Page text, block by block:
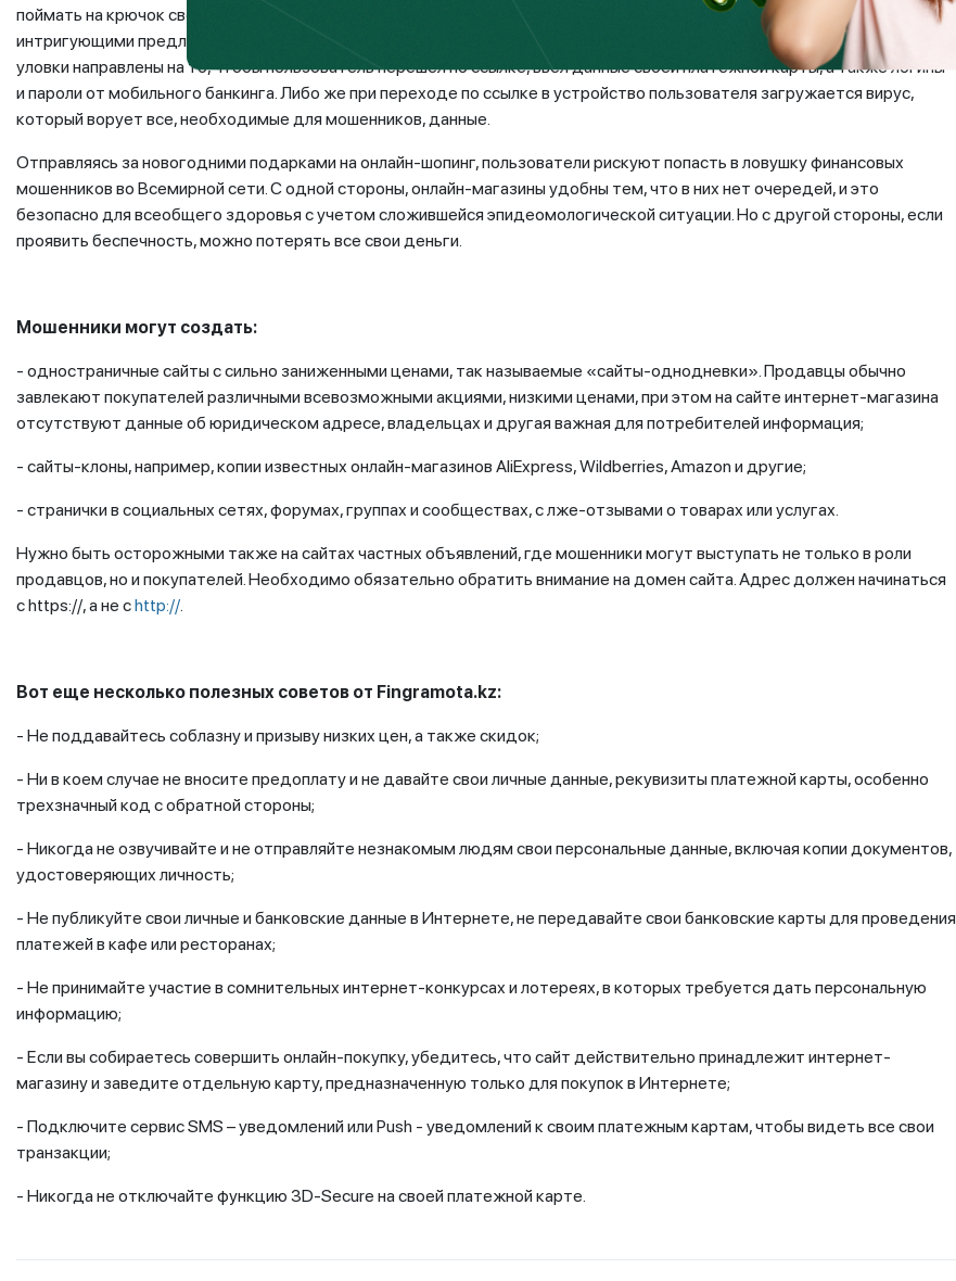
поймать на крючок свою жертву, рассылая электронные письма, к примеру, от банков и иных финансовых организаций, с
интригующими предложениями или высылают SMS-сообщения со ссылками, которые ведут на сайт-двойник. Все их
уловки направлены на то, чтобы пользователь перешел по ссылке, ввел данные своей платежной карты, а также логины
и пароли от мобильного банкинга. Либо же при переходе по ссылке в устройство пользователя загружается вирус,
который ворует все, необходимые для мошенников, данные.
Отправляясь за новогодними подарками на онлайн-шопинг, пользователи рискуют попасть в ловушку финансовых
мошенников во Всемирной сети. С одной стороны, онлайн-магазины удобны тем, что в них нет очередей, и это
безопасно для всеобщего здоровья с учетом сложившейся эпидеомологической ситуации. Но с другой стороны, если
проявить беспечность, можно потерять все свои деньги.
Мошенники могут создать:
- одностраничные сайты с сильно заниженными ценами, так называемые «сайты-однодневки». Продавцы обычно
завлекают покупателей различными всевозможными акциями, низкими ценами, при этом на сайте интернет-магазина
отсутствуют данные об юридическом адресе, владельцах и другая важная для потребителей информация;
- сайты-клоны, например, копии известных онлайн-магазинов AliExpress, Wildberries, Amazon и другие;
- странички в социальных сетях, форумах, группах и сообществах, с лже-отзывами о товарах или услугах.
Нужно быть осторожными также на сайтах частных объявлений, где мошенники могут выступать не только в роли
продавцов, но и покупателей. Необходимо обязательно обратить внимание на домен сайта. Адрес должен начинаться
с https://, а не сhttp://
Вот еще несколько полезных советов от Fingramota.kz:
- Не поддавайтесь соблазну и призыву низких цен, а также скидок;
- Ни в коем случае не вносите предоплату и не давайте свои личные данные, рекувизиты платежной карты, особенно
трехзначный код с обратной стороны;
- Никогда не озвучивайте и не отправляйте незнакомым людям свои персональные данные, включая копии документов,
удостоверяющих личность;
- Не публикуйте свои личные и банковские данные в Интернете, не передавайте свои банковские карты для проведения
платежей в кафе или ресторанах;
- Не принимайте участие в сомнительных интернет-конкурсах и лотереях, в которых требуется дать персональную
информацию;
- Если вы собираетесь совершить онлайн-покупку, убедитесь, что сайт действительно принадлежит интернет-
магазину и заведите отдельную карту, предназначенную только для покупок в Интернете;
- Подключите сервис SMS – уведомлений или Push - уведомлений к своим платежным картам, чтобы видеть все свои
транзакции;
- Никогда не отключайте функцию 3D-Secure на своей платежной карте.